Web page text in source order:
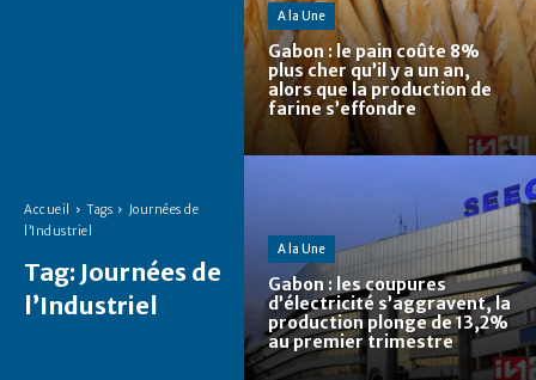
Accueil Tags
Journées de
l’Industriel
Tag: Journées de
l’Industriel
A la Une
Gabon : le pain coûte 8%
plus cher qu’il y a un an,
alors que la production de
farine s’effondre
A la Une
Gabon : les coupures
d’électricité s’aggravent, la
production plonge de 13,2%
au premier trimestre